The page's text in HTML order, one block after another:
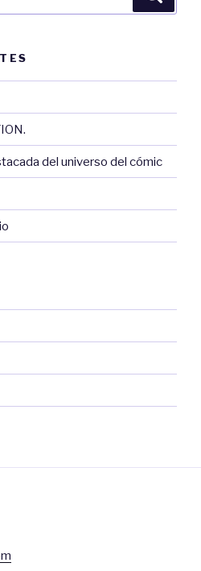
del universo del cómic